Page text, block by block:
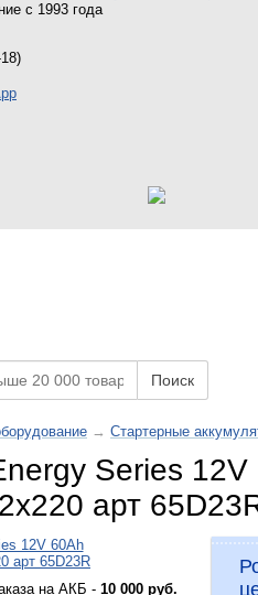
с 1993 года
Поиск
→ Стартерные
Series
арт
на АКБ - 10 000 руб.